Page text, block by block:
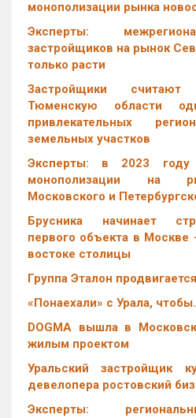
монополизации рынка
Эксперты:
застройщиков на рынок
только расти
Застройщики
Тюменскую области
привлекательных
земельных участков
Эксперты: в 2023 году
монополизации на
Московского и
Брусника начинает
первого объекта в Москве
востоке столицы
Группа Эталон
«Понаехали» с Урала,
DOGMA вышла в
жилым проектом
Уральский застройщик
девелопера ростовский
Эксперты: